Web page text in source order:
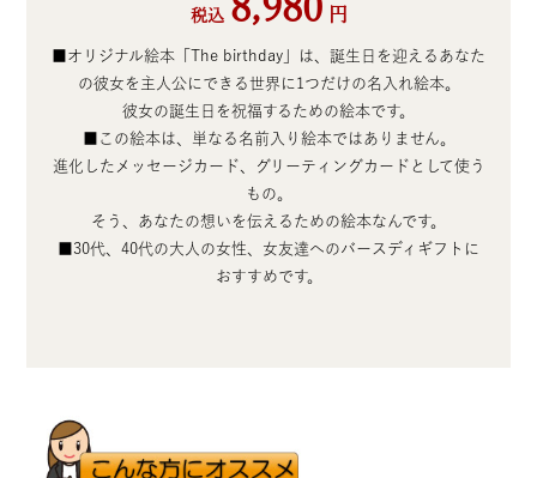
税込 円
■オリジナル絵本「The birthday」は、誕生日を迎えるあなた
の彼女を主人公にできる世界に1つだけの名入れ絵本。
彼女の誕生日を祝福するための絵本です。
■この絵本は、単なる名前入り絵本ではありません。
進化したメッセージカード、グリーティングカードとして使う
もの。
そう、あなたの想いを伝えるための絵本なんです。
■30代、40代の大人の女性、女友達へのバースディギフトに
おすすめです。